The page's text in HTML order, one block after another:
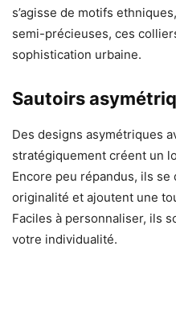
s’agisse de motifs
semi-précieuses, ces
sophistication urbaine.
Sautoirs
Des designs asymétriques
stratégiquement créent un
Encore peu répandus, ils
originalité et ajoutent une
Faciles à personnaliser, ils
votre individualité.